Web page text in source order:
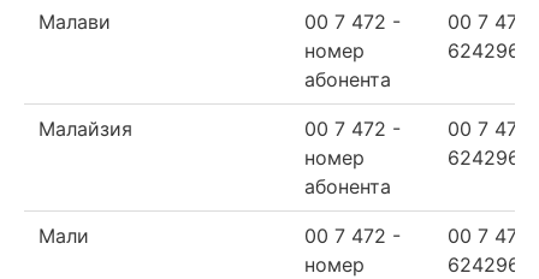
Малави
00 7 472 -
номер
абонента
00 7 472
624296
Малайзия
00 7 472 -
номер
абонента
00 7 472
624296
Мали
00 7 472 -
номер
00 7 472
624296